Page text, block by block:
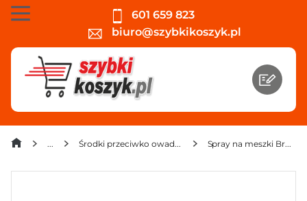
601 659 823
biuro@szybkikoszyk.pl
Środki przeciwko owadom, gryzoniom, kretom Spray na meszki Bros 90 ml x 3 sztuki